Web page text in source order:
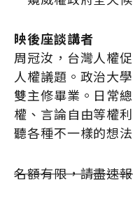
映後座談講者
周冠汝，台灣人權
人權議題。政治大
雙主修畢業。日常
權、言論自由等權
聽各種不一樣的想法
名額有限，請盡速